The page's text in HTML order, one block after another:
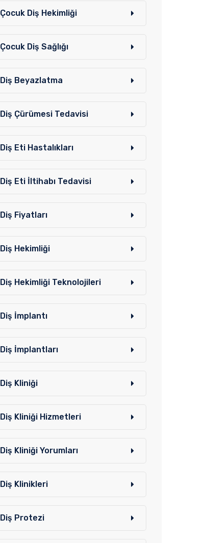
Çocuk Diş Hekimliği
Çocuk Diş Sağlığı
Diş Beyazlatma
Diş Çürümesi Tedavisi
Diş Eti Hastalıkları
Diş Eti İltihabı Tedavisi
Diş Fiyatları
Diş Hekimliği
Diş Hekimliği Teknolojileri
Diş İmplantı
Diş İmplantları
Diş Kliniği
Diş Kliniği Hizmetleri
Diş Kliniği Yorumları
Diş Klinikleri
Diş Protezi